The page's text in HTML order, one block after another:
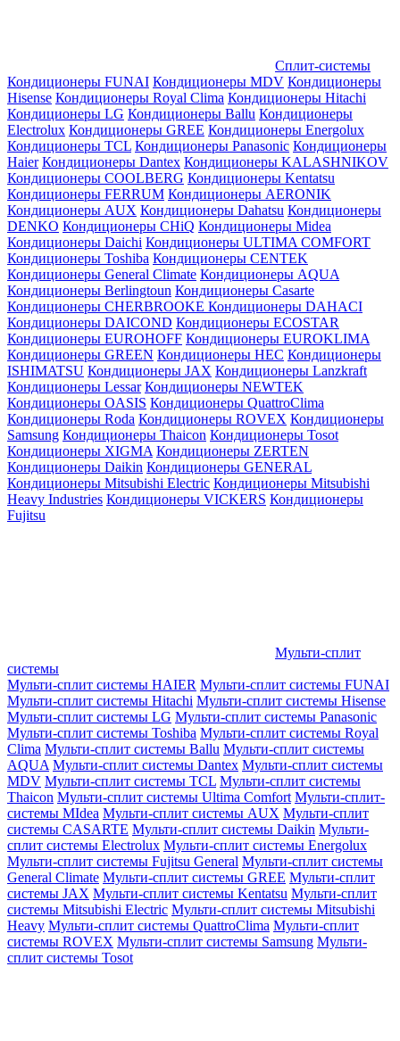
Сплит-системы
Кондиционеры FUNAI Кондиционеры MDV Кондиционеры
Hisense Кондиционеры Royal Clima Кондиционеры Hitachi
Кондиционеры LG Кондиционеры Ballu Кондиционеры
Electrolux Кондиционеры GREE Кондиционеры Energolux
Кондиционеры TCL Кондиционеры Panasonic Кондиционеры
Haier Кондиционеры Dantex Кондиционеры KALASHNIKOV
Кондиционеры СOOLBERG Кондиционеры Kentatsu
Кондиционеры FERRUM Кондиционеры AERONIK
Кондиционеры AUX Кондиционеры Dahatsu Кондиционеры
DENKO Кондиционеры CHiQ Кондиционеры Midea
Кондиционеры Daichi Кондиционеры ULTIMA COMFORT
Кондиционеры Toshiba Кондиционеры CENTEK
Кондиционеры General Climate Кондиционеры AQUA
Кондиционеры Berlingtoun Кондиционеры Casarte
Кондиционеры CHERBROOKE Кондиционеры DAHACI
Кондиционеры DAICOND Кондиционеры ECOSTAR
Кондиционеры EUROHOFF Кондиционеры EUROKLIMA
Кондиционеры GREEN Кондиционеры HEC Кондиционеры
ISHIMATSU Кондиционеры JAX Кондиционеры Lanzkraft
Кондиционеры Lessar Кондиционеры NEWTEK
Кондиционеры OASIS Кондиционеры QuattroClima
Кондиционеры Roda Кондиционеры ROVEX Кондиционеры
Samsung Кондиционеры Thaicon Кондиционеры Tosot
Кондиционеры XIGMA Кондиционеры ZERTEN
Кондиционеры Daikin Кондиционеры GENERAL
Кондиционеры Mitsubishi Electric Кондиционеры Mitsubishi
Heavy Industries Кондиционеры VICKERS Кондиционеры
Fujitsu
Мульти-сплит
системы
Мульти-сплит системы HAIER Мульти-сплит системы FUNAI
Мульти-сплит системы Hitachi Мульти-сплит системы Hisense
Мульти-сплит системы LG Мульти-сплит системы Panasonic
Мульти-сплит системы Toshiba Мульти-сплит системы Royal
Clima Мульти-сплит системы Ballu Мульти-сплит системы
AQUA Мульти-сплит системы Dantex Мульти-сплит системы
MDV Мульти-сплит системы TCL Мульти-сплит системы
Thaicon Мульти-сплит системы Ultima Comfort Мульти-сплит-
системы MIdea Мульти-сплит системы AUX Мульти-сплит
системы CASARTE Мульти-сплит системы Daikin Мульти-
сплит системы Electrolux Мульти-сплит системы Energolux
Мульти-сплит системы Fujitsu General Мульти-сплит системы
General Climate Мульти-сплит системы GREE Мульти-сплит
системы JAX Мульти-сплит системы Kentatsu Мульти-сплит
системы Mitsubishi Electric Мульти-сплит системы Mitsubishi
Heavy Мульти-сплит системы QuattroClima Мульти-сплит
системы ROVEX Мульти-сплит системы Samsung Мульти-
сплит системы Tosot